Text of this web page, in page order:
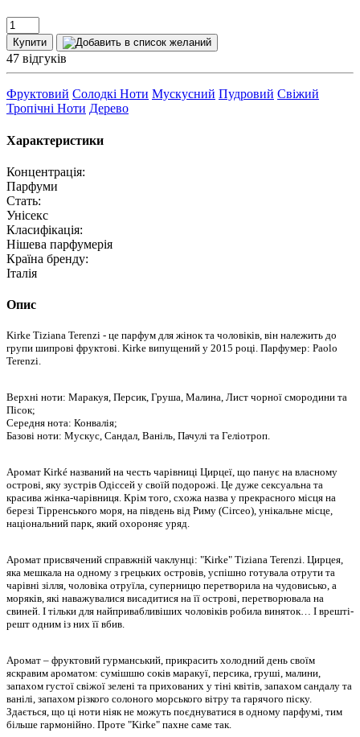
Купити
47 відгуків
Фруктовий Солодкі Ноти Мускусний Пудровий Свіжий
Тропічні Ноти Дерево
Характеристики
Концентрація:
Парфуми
Стать:
Унісекс
Класифікація:
Нішева парфумерія
Країна бренду:
Італія
Опис
Kirke Tiziana Terenzi - це парфум для жінок та чоловіків, він належить до
групи шипрові фруктові. Kirke випущений у 2015 році. Парфумер: Paolo
Terenzi.
Верхні ноти: Маракуя, Персик, Груша, Малина, Лист чорної смородини та
Пісок;
Середня нота: Конвалія;
Базові ноти: Мускус, Сандал, Ваніль, Пачулі та Геліотроп.
Аромат Kirké названий на честь чарівниці Цирцеї, що панує на власному
острові, яку зустрів Одіссей у своїй подорожі. Це дуже сексуальна та
красива жінка-чарівниця. Крім того, схожа назва у прекрасного місця на
березі Тірренського моря, на південь від Риму (Circeo), унікальне місце,
національний парк, який охороняє уряд.
Аромат присвячений справжній чаклунці: "Kirke" Tiziana Terenzi. Цирцея,
яка мешкала на одному з грецьких островів, успішно готувала отрути та
чарівні зілля, чоловіка отруїла, суперницю перетворила на чудовисько, а
моряків, які наважувалися висадитися на її острові, перетворювала на
свиней. І тільки для найпривабливіших чоловіків робила виняток… І врешті-
решт одним із них її вбив.
Аромат – фруктовий гурманський, прикрасить холодний день своїм
яскравим ароматом: сумішшю соків маракуї, персика, груші, малини,
запахом густої свіжої зелені та прихованих у тіні квітів, запахом сандалу та
ванілі, запахом різкого солоного морського вітру та гарячого піску.
Здається, що ці ноти ніяк не можуть поєднуватися в одному парфумі, тим
більше гармонійно. Проте "Kirke" пахне саме так.